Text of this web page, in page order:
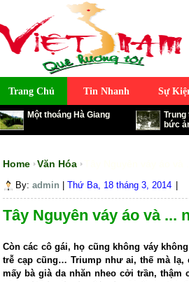
Việt Nam Quê Hương Tôi
Trang Chủ Tin Nhanh Sự
Một thoáng Hà Giang
bức
Home Văn Hóa
By: admin Thứ Ba, 18 tháng 3, 2014
Tây Nguyên váy áo và ...
Còn các cô gái, họ cũng không váy
trễ cạp cũng… Triump như ai, thế mà lạ,
mấy bà già da nhăn nheo cởi trần,